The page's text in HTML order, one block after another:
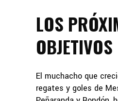
LOS
OBJETIVOS
El muchacho que
regates y goles de